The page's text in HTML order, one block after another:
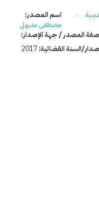
السنة القضائية:2017
اسم المصدر:
مصطفى مدبولي
صفة المصدر / جهة الإصدار: